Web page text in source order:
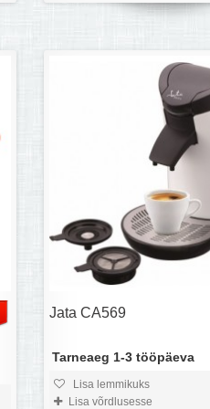
Jata CA569
Tarneaeg 1-3 tööpäeva
Lisa lemmikuks
Lisa võrdlusesse